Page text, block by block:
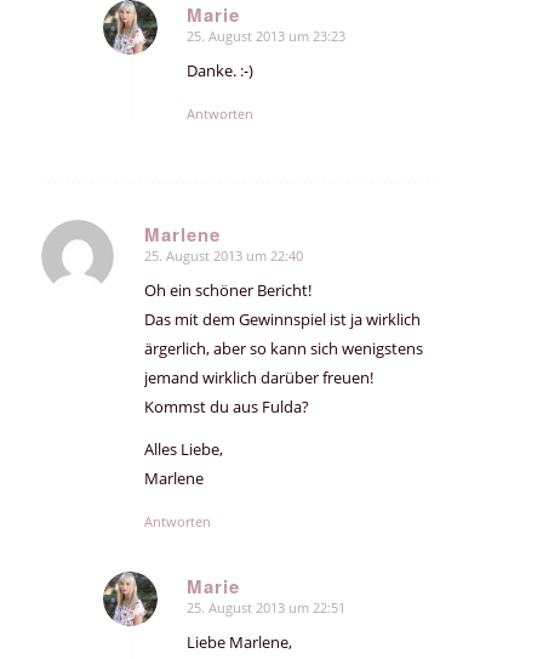
Marie
sagte:
25. August 2013 um 23:23
Danke. :-)
Antworten
Marlene
sagte:
25. August 2013 um 22:40
Oh ein schöner Bericht!
Das mit dem Gewinnspiel ist ja wirklich
ärgerlich, aber so kann sich wenigstens
jemand wirklich darüber freuen!
Kommst du aus Fulda?
Alles Liebe,
Marlene
Antworten
Marie
sagte:
25. August 2013 um 22:51
Liebe Marlene,